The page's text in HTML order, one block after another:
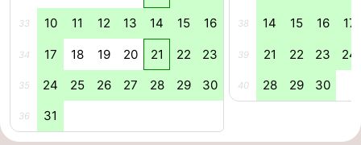
Praktisch
Jongeren
Route
33 10 11 12 13 14 15 16
34 17 18 19 20 21 22 23
35 24 25 26 27 28 29 30
36 31
38 14 15 16 17
39 21 22 23 24
40 28 29 30